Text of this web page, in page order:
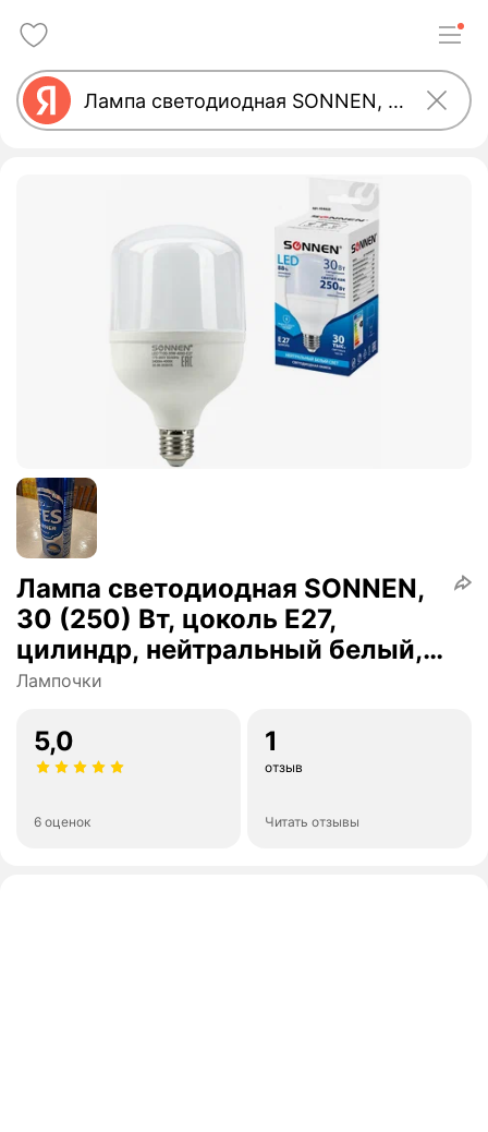
Лампа светодиодная SONNEN,
30 (250) Вт, цоколь Е27,
цилиндр, нейтральный белый,
30000 ч, LED Т100-30W-4000-
Лампочки
5,0
6 оценок
1
отзыв
Читать отзывы